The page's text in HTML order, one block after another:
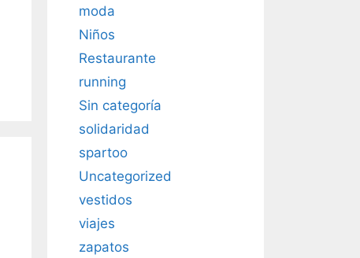
moda
Niños
Restaurante
running
Sin categoría
solidaridad
spartoo
Uncategorized
vestidos
viajes
zapatos